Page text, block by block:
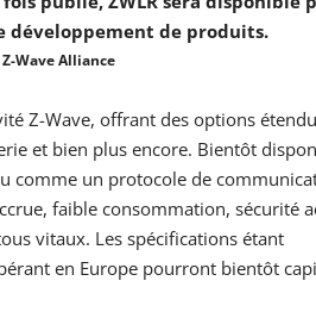
développement de produits.
Wave Alliance
Z-Wave, offrant des options
et bien plus encore. Bientôt
comme un protocole de
faible consommation, sécurité
vitaux. Les spécifications étant
en Europe pourront bientôt